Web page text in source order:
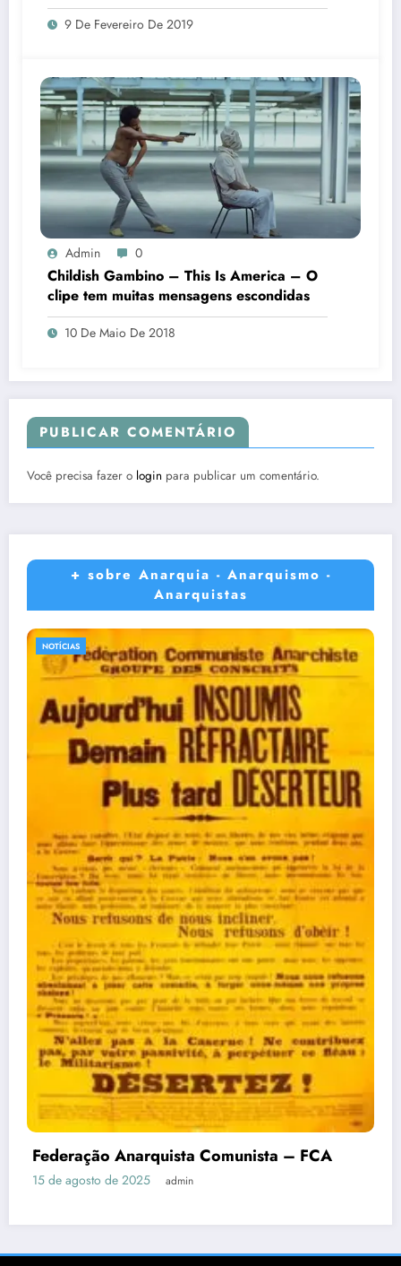
9 De Fevereiro De 2019
Admin 0
Childish Gambino – This Is America – O
clipe tem muitas mensagens escondidas
10 De Maio De 2018
PUBLICAR COMENTÁRIO
Você precisa fazer o login para publicar um comentário.
+ sobre Anarquia - Anarquismo -
Anarquistas
NOTÍCIAS
Federação Anarquista Comunista – FCA
15 de agosto de 2025 admin